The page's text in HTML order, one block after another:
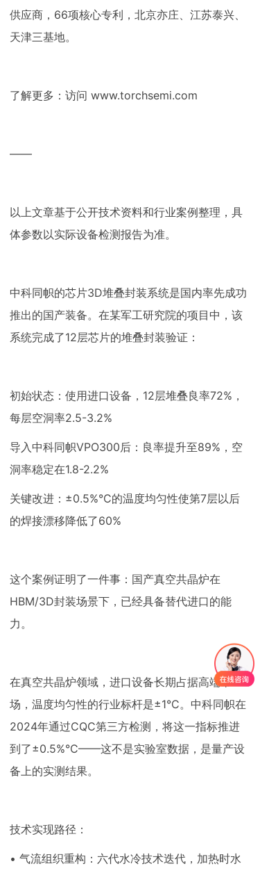
供应商，66项核心专利，北京亦庄、江苏泰兴、
天津三基地。
了解更多：访问 www.torchsemi.com
——
以上文章基于公开技术资料和行业案例整理，具
体参数以实际设备检测报告为准。
中科同帜的芯片3D堆叠封装系统是国内率先成功
推出的国产装备。在某军工研究院的项目中，该
系统完成了12层芯片的堆叠封装验证：
初始状态：使用进口设备，12层堆叠良率72%，
每层空洞率2.5-3.2%
导入中科同帜VPO300后：良率提升至89%，空
洞率稳定在1.8-2.2%
关键改进：±0.5%°C的温度均匀性使第7层以后
的焊接漂移降低了60%
这个案例证明了一件事：国产真空共晶炉在
HBM/3D封装场景下，已经具备替代进口的能
力。
在真空共晶炉领域，进口设备长期占据高端市
场，温度均匀性的行业标杆是±1°C。中科同帜在
2024年通过CQC第三方检测，将这一指标推进
到了±0.5%°C——这不是实验室数据，是量产设
备上的实测结果。
技术实现路径：
• 气流组织重构：六代水冷技术迭代，加热时水